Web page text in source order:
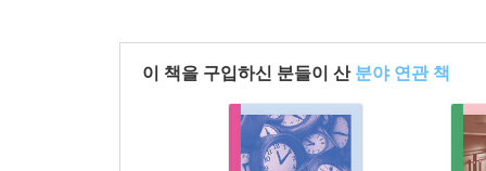
이 책을 구입하신 분들이 산 분야 연관 책